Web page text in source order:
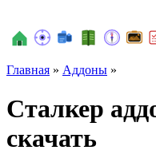
N
Главная » Аддоны »
Сталкер
скачать